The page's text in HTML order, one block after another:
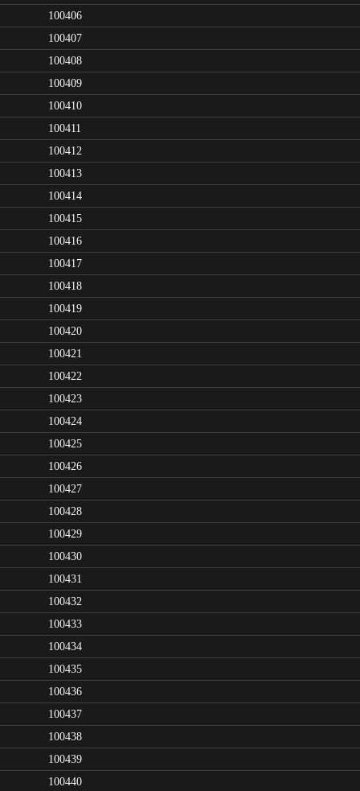
100406
100407
100408
100409
100410
100411
100412
100413
100414
100415
100416
100417
100418
100419
100420
100421
100422
100423
100424
100425
100426
100427
100428
100429
100430
100431
100432
100433
100434
100435
100436
100437
100438
100439
100440